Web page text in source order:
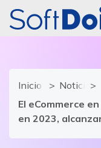
Inicio
Noticias
El eCommerce
en 2023,